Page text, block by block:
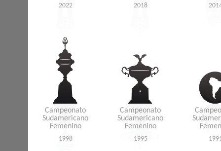
2022 2018
Campeonato
Sudamericano
Femenino
1998
Campeonato
Sudamericano
Femenino
1995